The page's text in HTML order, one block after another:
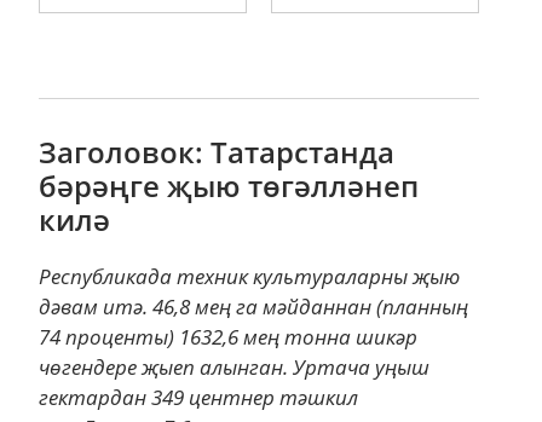
Заголовок: Татарстанда
бәрәңге җыю төгәлләнеп
килә
Республикада техник культураларны җыю
дәвам итә. 46,8 мең га мәйданнан (планның
74 проценты) 1632,6 мең тонна шикәр
чөгендере җыеп алынган. Уртача уңыш
гектардан 349 центнер тәшкил